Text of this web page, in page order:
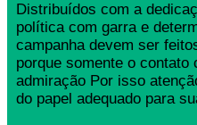
Distribuídos com a
política com garra e
campanha devem ser
porque somente o
admiração Por isso
do papel adequado para